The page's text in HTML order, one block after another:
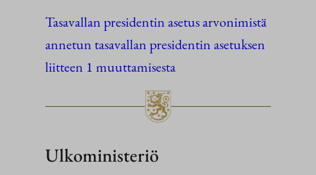
Tasavallan presidentin asetus arvonimistä
annetun tasavallan presidentin asetuksen
liitteen 1 muuttamisesta
Ulkoministeriö